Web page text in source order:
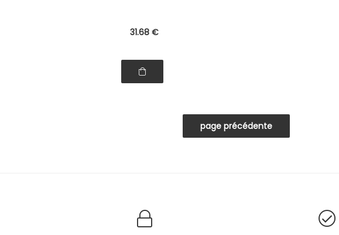
31.68 €